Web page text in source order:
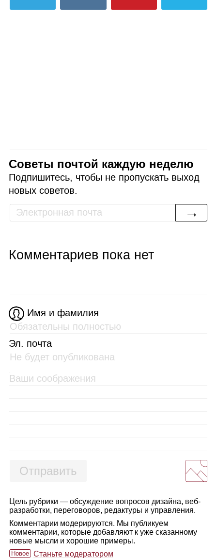
Советы почтой каждую неделю
Подпишитесь, чтобы не пропускать выход
новых советов.
→
Комментариев пока нет
Имя и фамилия
Эл. почта
Отправить
Цель рубрики — обсуждение вопросов дизайна, веб-
разработки, переговоров, редактуры и управления.
Комментарии модерируются. Мы публикуем
комментарии, которые добавляют к уже сказанному
новые мысли и хорошие примеры.
Новое Станьте модератором